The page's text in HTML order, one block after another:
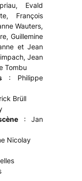
Evald
François
Wauters,
Guillemine
et Jean
Jean
Tombu
: Philippe
Brüll
: Jan
Nicolay